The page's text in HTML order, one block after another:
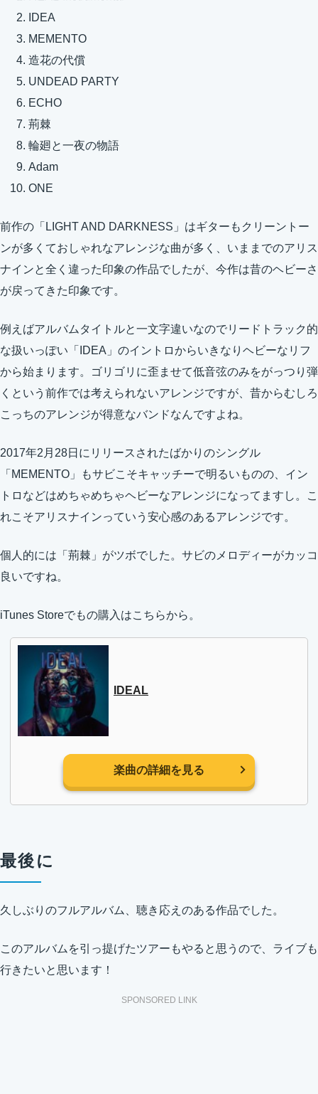
IDEA
MEMENTO
造花の代償
UNDEAD PARTY
ECHO
荊棘
輪廻と一夜の物語
Adam
ONE
前作の「LIGHT AND DARKNESS」はギターもクリーントー
ンが多くておしゃれなアレンジな曲が多く、いままでのアリス
ナインと全く違った印象の作品でしたが、今作は昔のヘビーさ
が戻ってきた印象です。
例えばアルバムタイトルと一文字違いなのでリードトラック的
な扱いっぽい「IDEA」のイントロからいきなりヘビーなリフ
から始まります。ゴリゴリに歪ませて低音弦のみをがっつり弾
くという前作では考えられないアレンジですが、昔からむしろ
こっちのアレンジが得意なバンドなんですよね。
2017年2月28日 にリリースされたばかりのシングル
「MEMENTO」もサビこそキャッチーで明るいものの、イン
トロなどはめちゃめちゃヘビーなアレンジになってますし。こ
れこそアリスナインっていう安心感のあるアレンジです。
個人的には「荊棘」がツボでした。サビのメロディーがカッコ
良いですね。
iTunes Storeでもの購入はこちらから。
IDEAL
楽曲の詳細を見る
最後に
久しぶりのフルアルバム、聴き応えのある作品でした。
このアルバムを引っ提げたツアーもやると思うので、ライブも
行きたいと思います！
SPONSORED LINK